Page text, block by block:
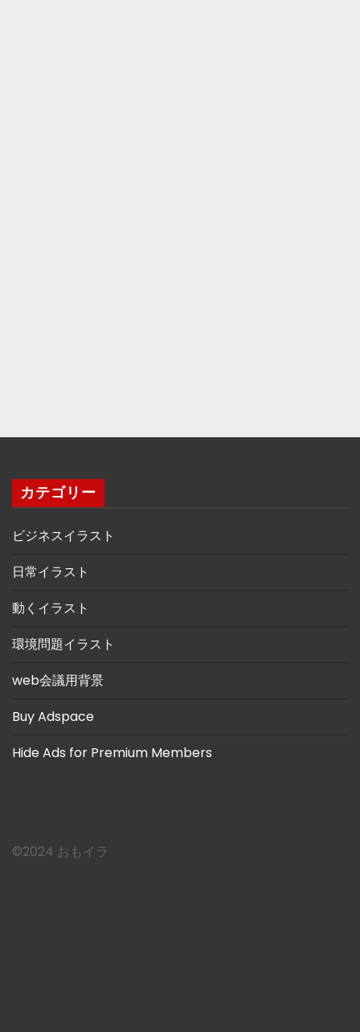
カテゴリー
ビジネスイラスト
日常イラスト
動くイラスト
環境問題イラスト
web会議用背景
Buy Adspace
Hide Ads for Premium Members
©︎2024 おもイラ